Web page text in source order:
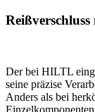
Der bei HILTL
seine präzise
Anders als bei